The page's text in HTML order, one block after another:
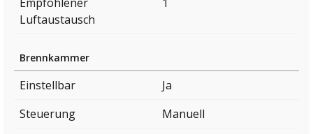
Luftaustausch
Brennkammer
Einstellbar
Ja
Steuerung
Manuell